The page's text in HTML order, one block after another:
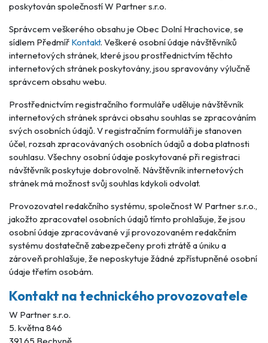
poskytován společností W Partner s.r.o.
Správcem veškerého obsahu je Obec Dolní Hrachovice, se
sídlem Předmíř Kontakt. Veškeré osobní údaje návštěvníků
internetových stránek, které jsou prostřednictvím těchto
internetových stránek poskytovány, jsou spravovány výlučně
správcem obsahu webu.
Prostřednictvím registračního formuláře uděluje návštěvník
internetových stránek správci obsahu souhlas se zpracováním
svých osobních údajů. V registračním formuláři je stanoven
účel, rozsah zpracovávaných osobních údajů a doba platnosti
souhlasu. Všechny osobní údaje poskytované při registraci
návštěvník poskytuje dobrovolně. Návštěvník internetových
stránek má možnost svůj souhlas kdykoli odvolat.
Provozovatel redakčního systému, společnost W Partner s.r.o.,
jakožto zpracovatel osobních údajů tímto prohlašuje, že jsou
osobní údaje zpracovávané v jí provozovaném redakčním
systému dostatečně zabezpečeny proti ztrátě a úniku a
zároveň prohlašuje, že neposkytuje žádné zpřístupněné osobní
údaje třetím osobám.
Kontakt na technického provozovatele
W Partner s.r.o.
5. května 846